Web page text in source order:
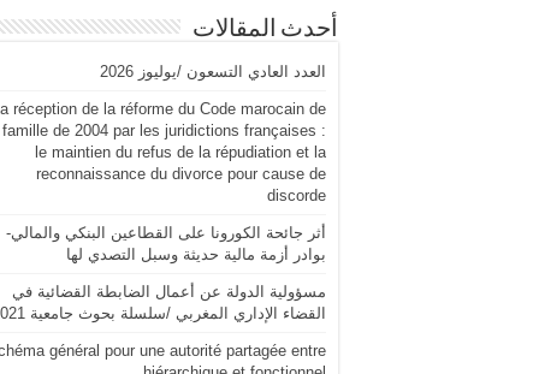
أحدث المقالات
العدد العادي التسعون /يوليوز 2026
La réception de la réforme du Code marocain de
famille de 2004 par les juridictions françaises :
le maintien du refus de la répudiation et la
reconnaissance du divorce pour cause de
discorde
أثر جائحة الكورونا على القطاعين البنكي والمالي-
بوادر أزمة مالية حديثة وسبل التصدي لها
مسؤولية الدولة عن أعمال الضابطة القضائية في
القضاء الإداري المغربي /سلسلة بحوث جامعية 2021
général pour une autorité partagée entre